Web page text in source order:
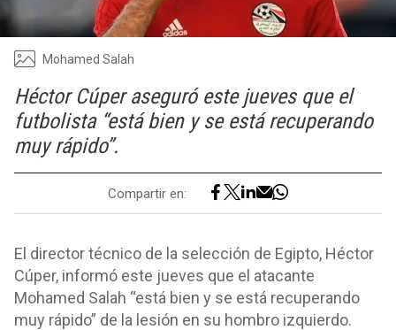
Mohamed Salah
Héctor Cúper aseguró este jueves que el
futbolista “está bien y se está recuperando
muy rápido”.
Compartir en:
El director técnico de la selección de Egipto, Héctor
Cúper, informó este jueves que el atacante
Mohamed Salah “está bien y se está recuperando
muy rápido” de la lesión en su hombro izquierdo.